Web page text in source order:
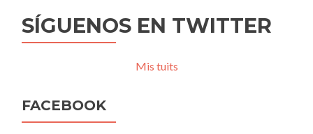
SÍGUENOS EN TWITTER
Mis tuits
FACEBOOK